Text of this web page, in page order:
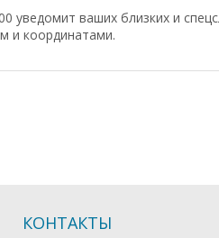
уведомит ваших близких и
и координатами.
КОНТАКТЫ